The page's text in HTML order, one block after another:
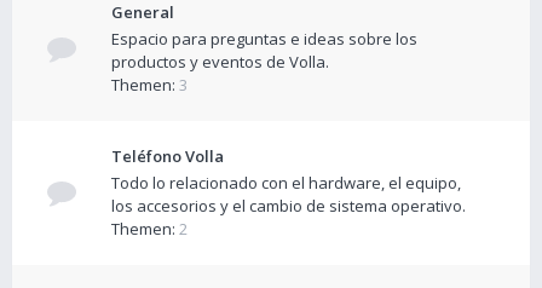
General
Espacio para preguntas e ideas sobre los
productos y eventos de Volla.
Themen: 3
Teléfono Volla
Todo lo relacionado con el hardware, el equipo,
los accesorios y el cambio de sistema operativo.
Themen: 2